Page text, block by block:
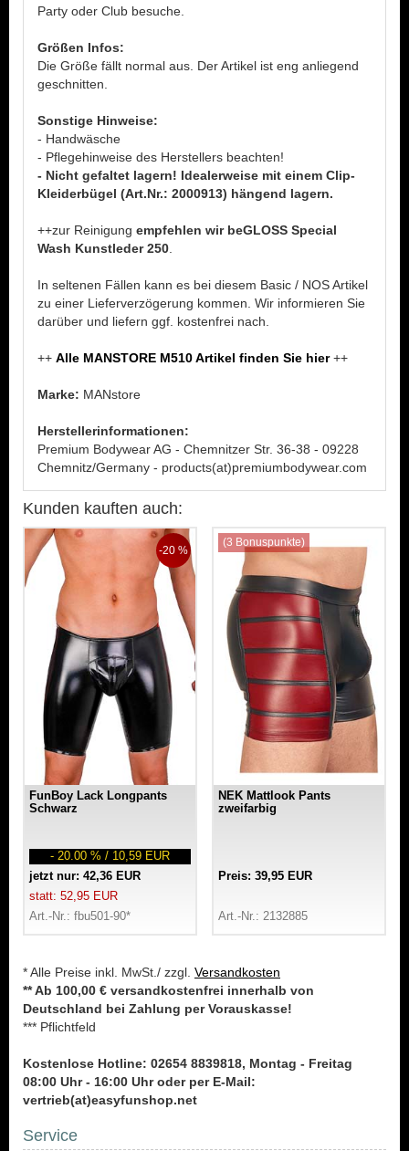
Party oder Club besuche.
Größen Infos:
Die Größe fällt normal aus. Der Artikel ist eng anliegend
geschnitten.
Sonstige Hinweise:
- Handwäsche
- Pflegehinweise des Herstellers beachten!
- Nicht gefaltet lagern! Idealerweise mit einem Clip-
Kleiderbügel (Art.Nr.: 2000913) hängend lagern.
++zur Reinigung empfehlen wir beGLOSS Special
Wash Kunstleder 250
In seltenen Fällen kann es bei diesem Basic / NOS Artikel
zu einer Lieferverzögerung kommen. Wir informieren Sie
darüber und liefern ggf. kostenfrei nach.
++ Alle MANSTORE M510 Artikel finden Sie hier++
Marke: MANstore
Herstellerinformationen:
Premium Bodywear AG - Chemnitzer Str. 36-38 - 09228
Chemnitz/Germany - products(at)premiumbodywear.com
Kunden kauften auch:
-20 %
FunBoy Lack Longpants
Schwarz
- 20.00 % / 10,59 EUR
jetzt nur: 42,36 EUR
statt: 52,95 EUR
Art.-Nr.: fbu501-90*
(3 Bonuspunkte)
NEK Mattlook Pants
zweifarbig
Preis: 39,95 EUR
Art.-Nr.: 2132885
* Alle Preise inkl. MwSt./ zzgl. Versandkosten
** Ab 100,00 € versandkostenfrei innerhalb von
Deutschland bei Zahlung per Vorauskasse!
*** Pflichtfeld
Kostenlose Hotline: 02654 8839818, Montag - Freitag
08:00 Uhr - 16:00 Uhr oder per E-Mail:
vertrieb(at)easyfunshop.net
Service